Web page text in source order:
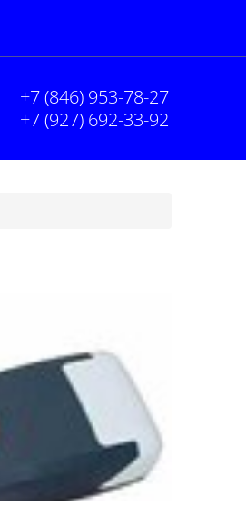
+7 (846) 953-78-27
+7 (927) 692-33-92